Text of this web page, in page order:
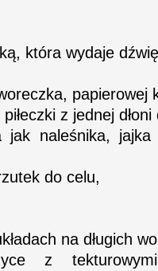
która wydaje
papierowej
z jednej
jak naleśnika,
do celu,
na długich
z tekturowymi